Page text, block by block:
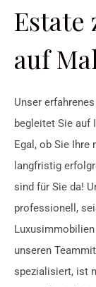
auf
Unser
begleitet Sie auf
Egal, ob Sie Ihre
langfristig
sind für Sie da!
professionell,
unseren
spezialisiert, ist